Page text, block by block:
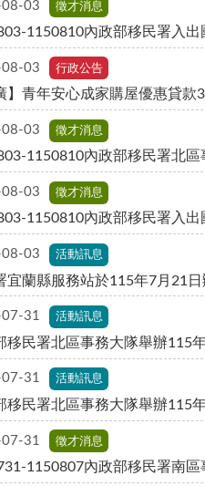
03 徵才消息
1150810內政部移民署入
03 行政公告
】青年安心成家購屋優惠貸款
03 徵才消息
1150810內政部移民署北
03 徵才消息
1150810內政部移民署入
03 活動訊息
宜蘭縣服務站於115年7月21
31 活動訊息
31 活動訊息
移民署北區事務大隊舉辦115
31 徵才消息
1150807內政部移民署南